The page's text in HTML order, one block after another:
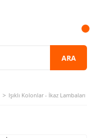
ARA
Işıklı Kolonlar - İkaz Lambaları